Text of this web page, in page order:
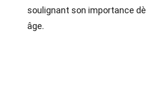
soulignant son importance
âge.